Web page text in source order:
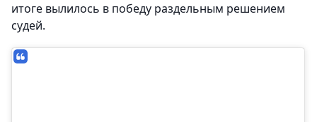
итоге вылилось в победу раздельным решением
судей.